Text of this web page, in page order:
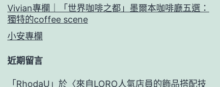
Vivian專欄｜「世界咖啡之都」墨爾本咖啡廳五選：
獨特的coffee scene
小安專欄
近期留言
「 RhodaU 」於〈來自LORO人氣店員的飾品搭配技